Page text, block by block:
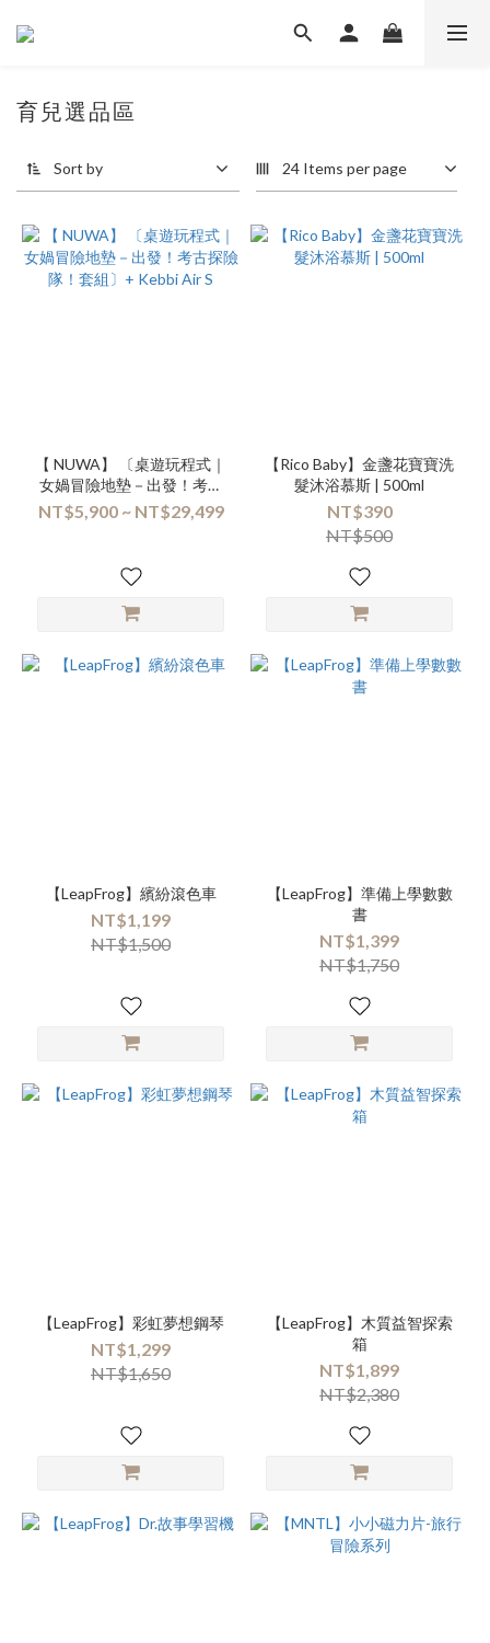
育兒選品區
Sort by 24 Items per page
【 NUWA】 〔桌遊玩程式｜
女媧冒險地墊－出發！考古
探險隊！套組〕+ Kebbi Air S
NT$5,900 ~ NT$29,499
【Rico Baby】金盞花寶寶洗
髮沐浴慕斯 | 500ml
NT$390
NT$500
【LeapFrog】繽紛滾色車
NT$1,199
NT$1,500
【LeapFrog】準備上學數數
書
NT$1,399
NT$1,750
【LeapFrog】彩虹夢想鋼琴
NT$1,299
NT$1,650
【LeapFrog】木質益智探索
箱
NT$1,899
NT$2,380